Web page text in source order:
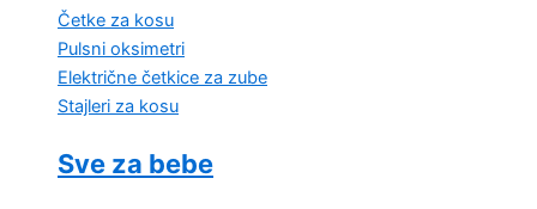
Četke za kosu
Pulsni oksimetri
Električne četkice za zube
Stajleri za kosu
Sve za bebe